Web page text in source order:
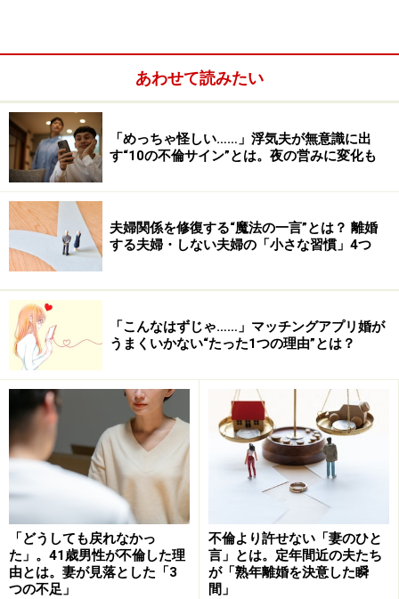
エイズ撲滅、そしてHIV陽性者の権利擁護プロモーショ
ンの一環。「HIVおよびAIDSの予防と健康なライフスタ
イルに向けてのプロモーション」として、感染予防と健
康行動についての意識を高めることを目的に、2004年の
アテネ五輪以来、選手村でのコンドーム無料提供が続け
られているそうです。
五輪とコンドーム、そこにはスポーツと性欲の意外な関
係があります。
あわせて読みたい
「めっちゃ怪しい……」浮気夫が無意識に出
す“10の不倫サイン”とは。夜の営みに変化も
夫婦関係を修復する“魔法の一言”とは？ 離婚
する夫婦・しない夫婦の「小さな習慣」4つ
「こんなはずじゃ……」マッチングアプリ婚が
うまくいかない“たった1つの理由”とは？
「どうしても戻れなかっ
た」。41歳男性が不倫した理
由とは。妻が見落とした「3
つの不足」
不倫より許せない「妻のひと
言」とは。定年間近の夫たち
が「熟年離婚を決意した瞬
間」